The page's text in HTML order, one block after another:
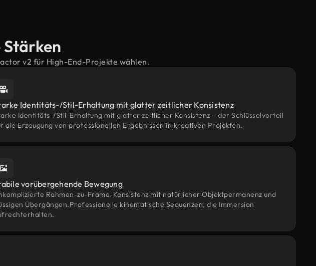
v2 für High-End-Projekte wählen.
Identitäts-/Stil-Erhaltung mit glatter zeitlicher Konsistenz
Identitäts-/Stil-Erhaltung mit glatter zeitlicher Konsistenz – der Schlüsselvorteil
die Erzeugung von professionellen Ergebnissen in kreativen Projekten.
vorübergehende Bewegung
Rahmen-zu-Frame-Konsistenz mit natürlicher Objektpermanenz und
Übergängen.Professionelle kinematische Sequenzen, die Immersion